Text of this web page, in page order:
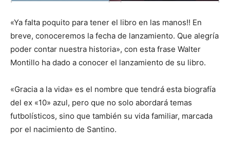
«Ya falta poquito para tener el libro en las manos!! En
breve, conoceremos la fecha de lanzamiento. Que alegría
poder contar nuestra historia», con esta frase Walter
Montillo ha dado a conocer el lanzamiento de su libro.
«Gracia a la vida» es el nombre que tendrá esta biografía
del ex «10» azul, pero que no solo abordará temas
futbolísticos, sino que también su vida familiar, marcada
por el nacimiento de Santino.